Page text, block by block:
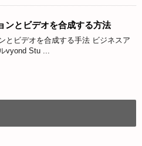
ンとビデオを合成する方法
とビデオを合成する手法 ビジネスア
vyond Stu ...